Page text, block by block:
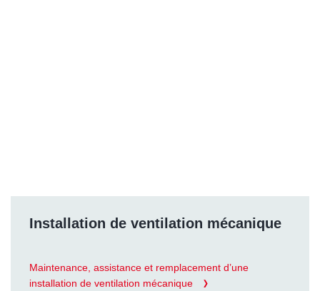
Installation de ventilation mécanique
Maintenance, assistance et remplacement d’une
installation de ventilation mécanique